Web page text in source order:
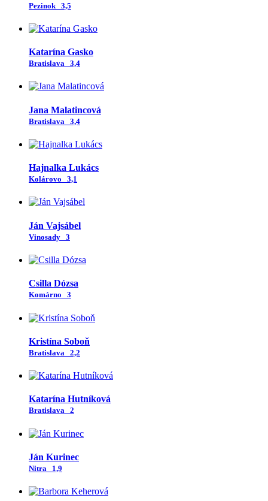
Pezinok 3,5
Katarína Gasko
Bratislava 3,4
Jana Malatincová
Bratislava 3,4
Hajnalka Lukács
Kolárovo 3,1
Ján Vajsábel
Vinosady 3
Csilla Dózsa
Komárno 3
Kristína Soboň
Bratislava 2,2
Katarína Hutníková
Bratislava 2
Ján Kurinec
Nitra 1,9